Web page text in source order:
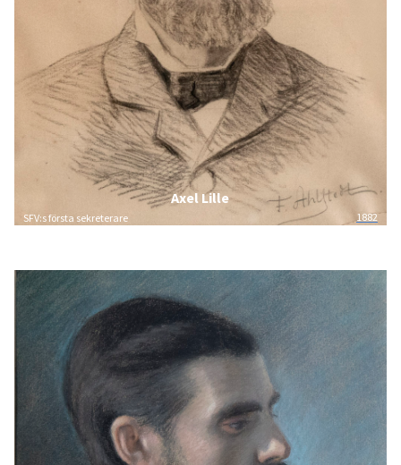
Axel Lille
SFV:s första sekreterare 1882